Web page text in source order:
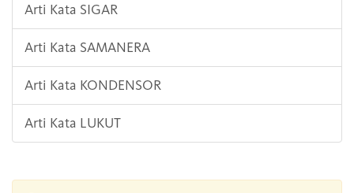
Arti Kata SIGAR
Arti Kata SAMANERA
Arti Kata KONDENSOR
Arti Kata LUKUT